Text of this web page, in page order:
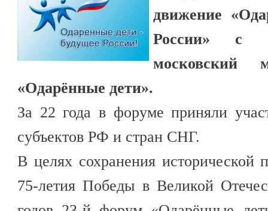
движение
России» с
московский
«Одарённые дети».
За 22 года в форуме приняли
субъектов РФ и стран СНГ.
В целях сохранения исторической
75-летия Победы в Великой